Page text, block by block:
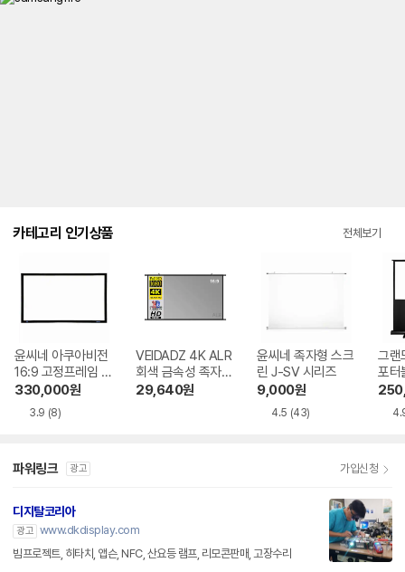
카테고리 인기상품 전체보기
윤씨네 아쿠아비전
16:9 고정프레임 스
크린 SA-FH 시리
즈 시네비젼원단
330,000원
3.9 (8)
VEIDADZ 4K ALR
회색 금속성 족자형
빔프로젝터 스크린
29,640원
윤씨네 족자형 스크
린 J-SV 시리즈
9,000원
4.5 (43)
그랜
포터
H 시
파워링크 광고 가입신청
디지탈코리아
광고 www.dkdisplay.com
빔프로젝트, 히타치, 앱슨, NFC, 산요등 램프, 리모콘판매, 고장수리